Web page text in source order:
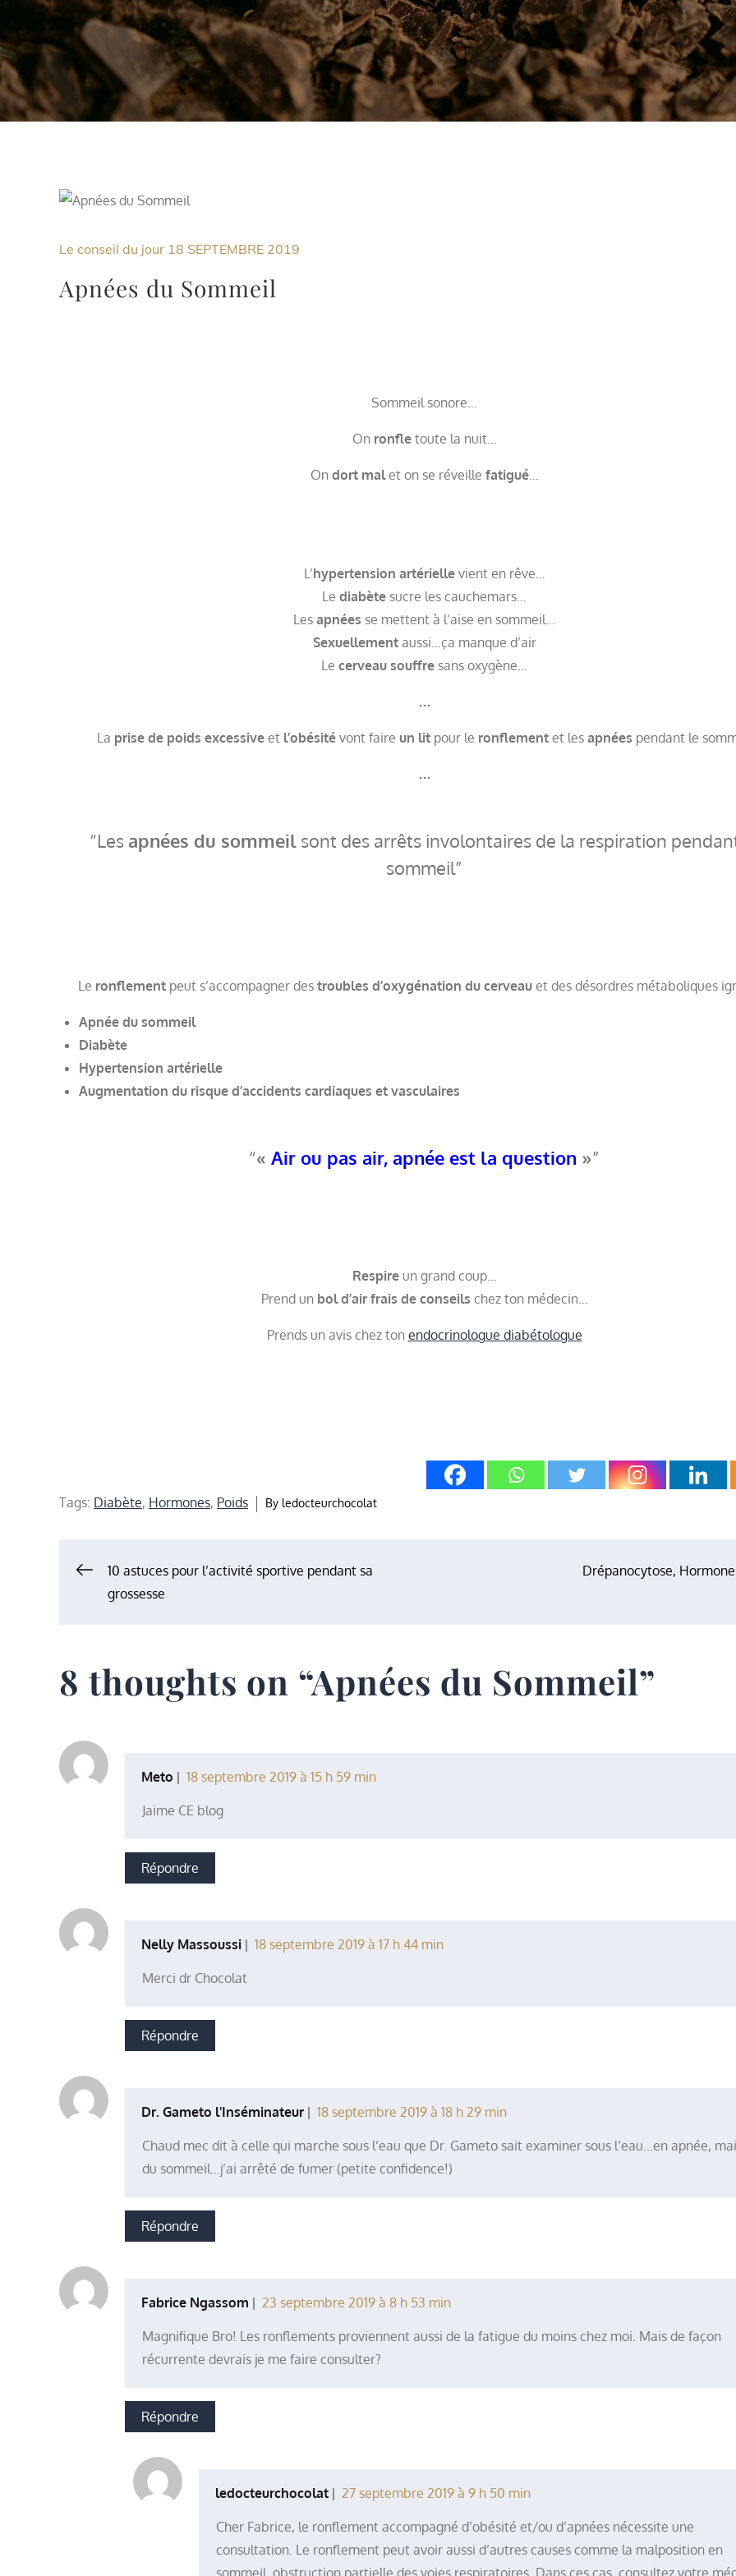
Le conseil du jour 18 SEPTEMBRE 2019
Apnées du Sommeil
Sommeil sonore…
On ronfletoute la nuit…
On dort malet on se réveille fatigué…
L’hypertension artériellevient en rêve…
Lediabète sucre les cauchemars…
Lesapnées se mettent à l’aise en sommeil…
Sexuellementaussi…ça manque d’air
Lecerveau souffre sans oxygène…
…
La prise de poids excessiveet l’obésitévont faire un litpour le ronflementet les apnées pendant le
…
Les apnées du sommeil sont des arrêts involontaires de la respiration
sommeil
Le ronflementpeut s’accompagner des troubles d’oxygénation du cerveauet des désordres métaboliques
Apnée du sommeil
Diabète
Hypertension artérielle
Augmentation du risque d’accidents cardiaques et vasculaires
«Air ou pas air, apnée est la question »
Respireun grand coup…
Prend un bol d’air frais de conseils chez ton médecin…
Prends un avis chez ton endocrinologue diabétologue
Tags: Diabète, Hormones, Poids By ledocteurchocolat
Navigation
l’article
10 astuces pour l’activité sportive pendant sa
grossesse
Drépanocytose,
8 thoughts on “Apnées du Sommeil”
Meto 18 septembre 2019 à 15 h 59 min
Jaime CE blog
Répondre
Nelly Massoussi 18 septembre 2019 à 17 h 44 min
Merci dr Chocolat
Répondre
Dr. Gameto l'Inséminateur 18 septembre 2019 à 18 h 29 min
Chaud mec dit à celle qui marche sous l’eau que Dr. Gameto sait examiner sous l’eau…en apnée,
du sommeil…j’ai arrêté de fumer (petite confidence!)
Répondre
Fabrice Ngassom 23 septembre 2019 à 8 h 53 min
Magnifique Bro! Les ronflements proviennent aussi de la fatigue du moins chez moi. Mais de façon
récurrente devrais je me faire consulter?
Répondre
ledocteurchocolat 27 septembre 2019 à 9 h 50 min
Cher Fabrice, le ronflement accompagné d’obésité et/ou d’apnées nécessite une
consultation. Le ronflement peut avoir aussi d’autres causes comme la malposition en
sommeil, obstruction partielle des voies respiratoires. Dans ces cas, consultez votre